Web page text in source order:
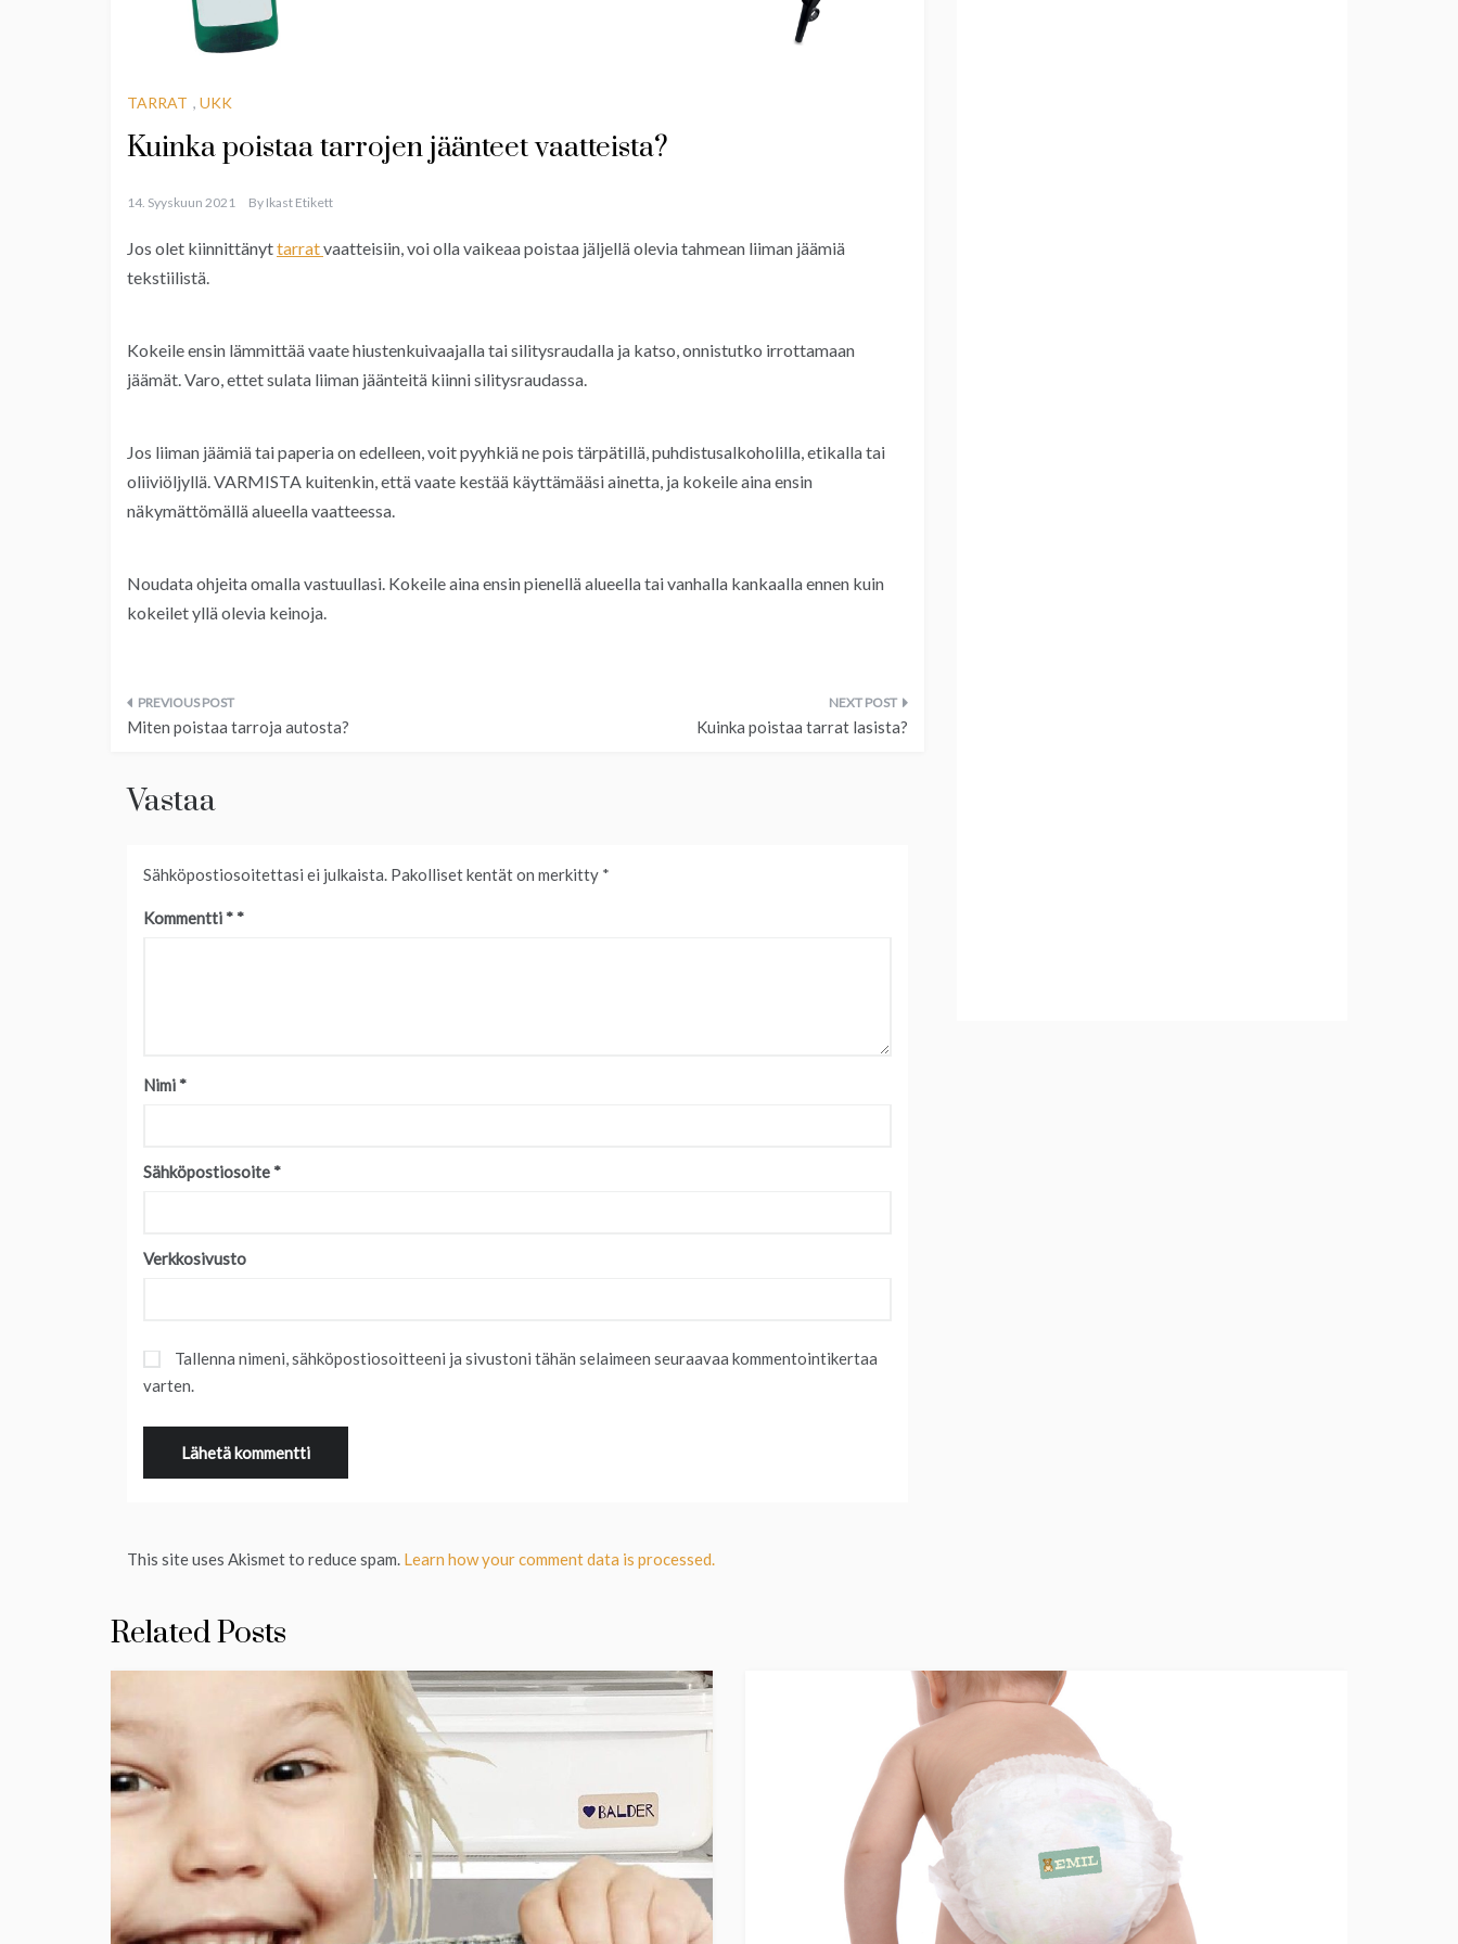
TARRAT , UKK
Kuinka poistaa tarrojen jäänteet vaatteista?
14. Syyskuun 2021 By Ikast Etikett
Jos olet kiinnittänyttarratvaatteisiin, voi olla vaikeaa poistaa jäljellä olevia tahmean liiman jäämiä
tekstiilistä.
Kokeile ensin lämmittää vaate hiustenkuivaajalla tai silitysraudalla ja katso, onnistutko irrottamaan
jäämät. Varo, ettet sulata liiman jäänteitä kiinni silitysraudassa.
Jos liiman jäämiä tai paperia on edelleen, voit pyyhkiä ne pois tärpätillä, puhdistusalkoholilla, etikalla tai
oliiviöljyllä. VARMISTA kuitenkin, että vaate kestää käyttämääsi ainetta, ja kokeile aina ensin
näkymättömällä alueella vaatteessa.
Noudata ohjeita omalla vastuullasi. Kokeile aina ensin pienellä alueella tai vanhalla kankaalla ennen kuin
kokeilet yllä olevia keinoja.
Artikkelien
Miten poistaa tarroja autosta? Kuinka poistaa tarrat lasista?
Vastaa
Sähköpostiosoitettasi ei julkaista. Pakolliset kentät on merkitty *
Kommentti *
Nimi *
Sähköpostiosoite *
Verkkosivusto
Tallenna nimeni, sähköpostiosoitteeni ja sivustoni tähän selaimeen seuraavaa kommentointikertaa
varten.
This site uses Akismet to reduce spam. Learn how your comment data is processed.
Related Posts